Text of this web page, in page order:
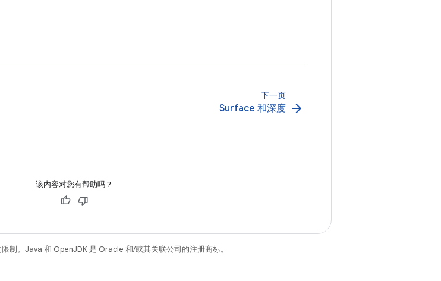
下一页
Surface 和深度 arrow_forward
该内容对您有帮助吗？
制。Java 和 OpenJDK 是 Oracle 和/或其关联公司的注册商标。